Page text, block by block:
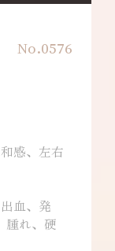
No.0576
感、左右
血、発
腫れ、硬